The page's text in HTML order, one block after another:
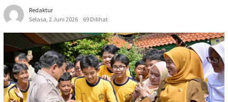
Redaktur
Selasa, 2 Juni 2026
69 Dilihat